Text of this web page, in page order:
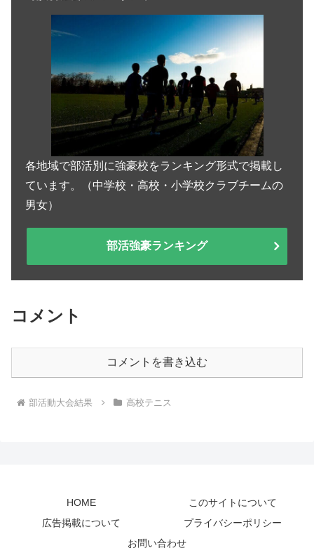
各地域で部活別に強豪校をランキング形式で掲載し
ています。（中学校・高校・小学校クラブチームの
男女）
部活強豪ランキング
コメント
コメントを書き込む
部活動大会結果 高校テニス
HOME
このサイトについて
広告掲載について
プライバシーポリシー
お問い合わせ